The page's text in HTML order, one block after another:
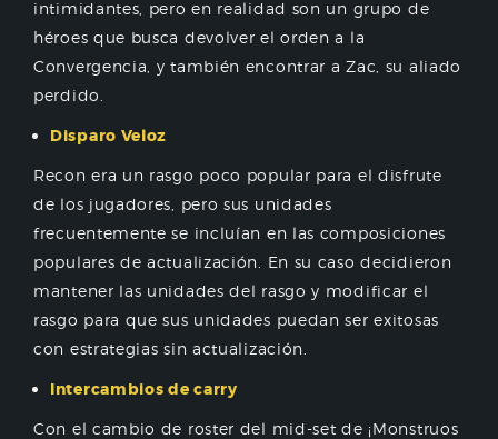
intimidantes, pero en realidad son un grupo de
héroes que busca devolver el orden a la
Convergencia, y también encontrar a Zac, su aliado
perdido.
Disparo Veloz
Recon era un rasgo poco popular para el disfrute
de los jugadores, pero sus unidades
frecuentemente se incluían en las composiciones
populares de actualización. En su caso decidieron
mantener las unidades del rasgo y modificar el
rasgo para que sus unidades puedan ser exitosas
con estrategias sin actualización.
Intercambios de carry
Con el cambio de roster del mid-set de ¡Monstruos